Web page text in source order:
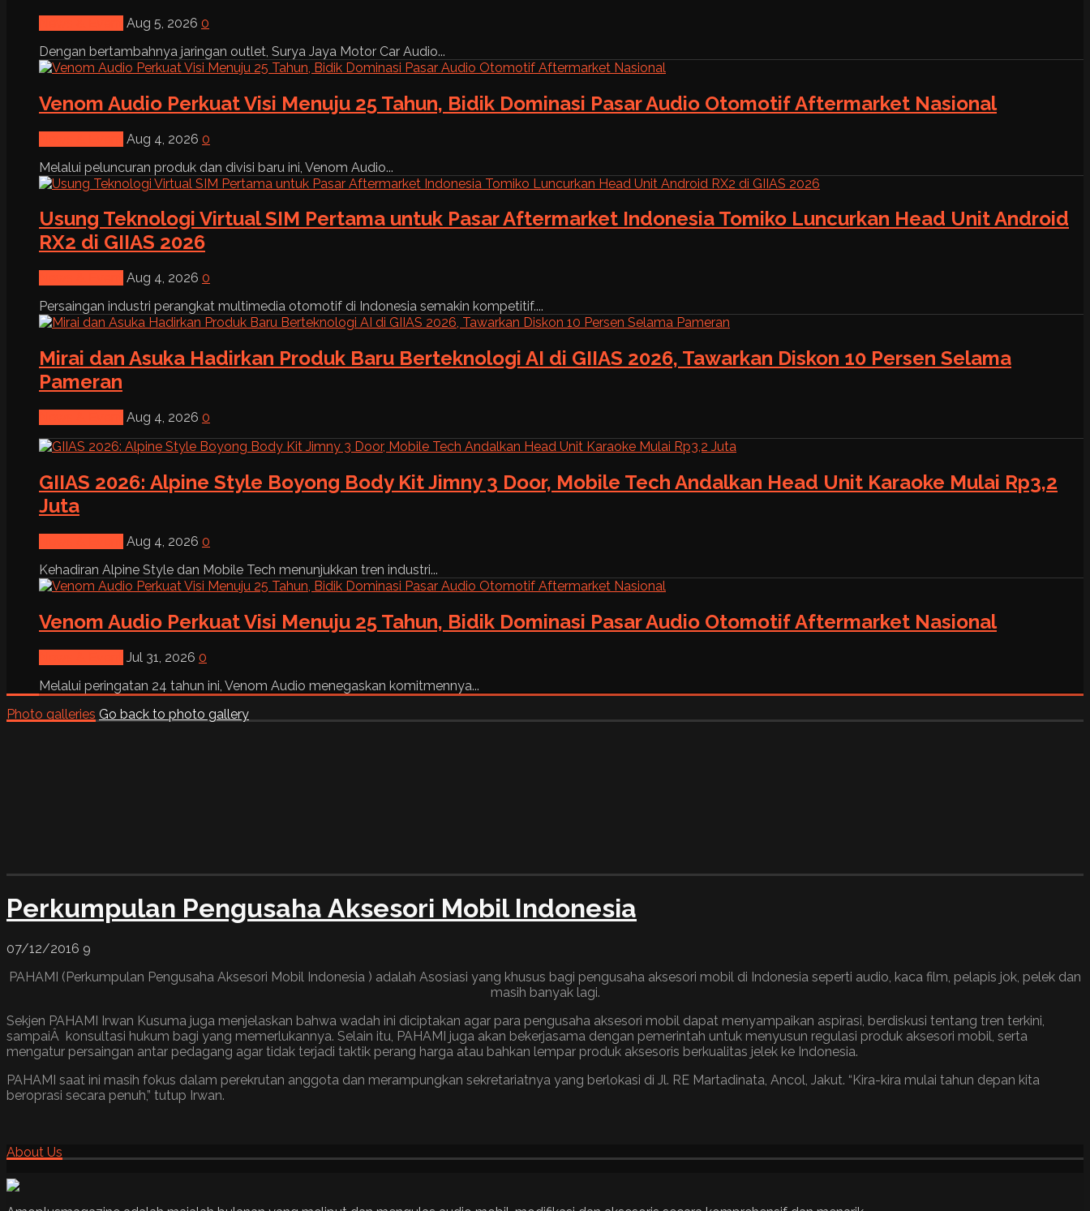
Aug 5, 2026 0
Dengan bertambahnya jaringan outlet, Surya Jaya Motor Car Audio...
Venom Audio Perkuat Visi Menuju 25 Tahun, Bidik Dominasi Pasar Audio Otomotif Aftermarket Nasional
Aug 4, 2026 0
Melalui peluncuran produk dan divisi baru ini, Venom Audio...
Usung Teknologi Virtual SIM Pertama untuk Pasar Aftermarket Indonesia Tomiko Luncurkan Head Unit Android
RX2 di GIIAS 2026
Aug 4, 2026 0
Persaingan industri perangkat multimedia otomotif di Indonesia semakin kompetitif....
Mirai dan Asuka Hadirkan Produk Baru Berteknologi AI di GIIAS 2026, Tawarkan Diskon 10 Persen Selama
Pameran
Aug 4, 2026 0
GIIAS 2026: Alpine Style Boyong Body Kit Jimny 3 Door, Mobile Tech Andalkan Head Unit Karaoke Mulai Rp3,2
Juta
Aug 4, 2026 0
Kehadiran Alpine Style dan Mobile Tech menunjukkan tren industri...
Venom Audio Perkuat Visi Menuju 25 Tahun, Bidik Dominasi Pasar Audio Otomotif Aftermarket Nasional
Jul 31, 2026 0
Melalui peringatan 24 tahun ini, Venom Audio menegaskan komitmennya...
Photo galleries Go back to photo gallery
Perkumpulan Pengusaha Aksesori Mobil Indonesia
07/12/2016 9
PAHAMI (Perkumpulan Pengusaha Aksesori Mobil Indonesia ) adalah Asosiasi yang khusus bagi pengusaha aksesori mobil di Indonesia seperti audio, kaca film, pelapis jok, pelek dan
masih banyak lagi.
Sekjen PAHAMI Irwan Kusuma juga menjelaskan bahwa wadah ini diciptakan agar para pengusaha aksesori mobil dapat menyampaikan aspirasi, berdiskusi tentang tren terkini,
sampaiÂ konsultasi hukum bagi yang memerlukannya. Selain itu, PAHAMI juga akan bekerjasama dengan pemerintah untuk menyusun regulasi produk aksesori mobil, serta
mengatur persaingan antar pedagang agar tidak terjadi taktik perang harga atau bahkan lempar produk aksesoris berkualitas jelek ke Indonesia.
PAHAMI saat ini masih fokus dalam perekrutan anggota dan merampungkan sekretariatnya yang berlokasi di Jl. RE Martadinata, Ancol, Jakut. “Kira-kira mulai tahun depan kita
beroprasi secara penuh,” tutup Irwan.
About Us